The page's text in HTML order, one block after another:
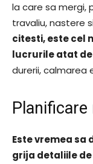
la care sa
travaliu, nastere
citesti, este cel
lucrurile atat
durerii, calmarea
Este vremea sa
grija detaliile